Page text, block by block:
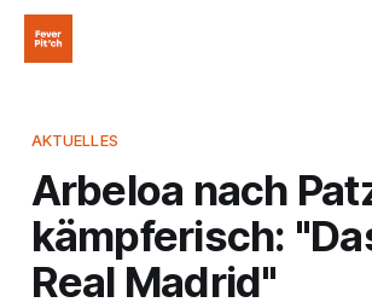
AKTUELLES
Arbeloa nach
kämpferisch:
Real Madrid"